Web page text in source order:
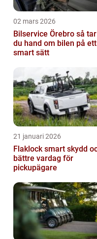
02 mars 2026
Bilservice Örebro så tar
du hand om bilen på ett
smart sätt
21 januari 2026
Flaklock smart skydd och
bättre vardag för
pickupägare